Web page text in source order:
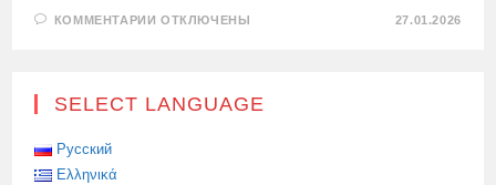
КОММЕНТАРИИ К
САНКЦИИ
ОТКЛЮЧЕНЫ 27.01.2026
SELECT LANGUAGE
Русский
Ελληνικά